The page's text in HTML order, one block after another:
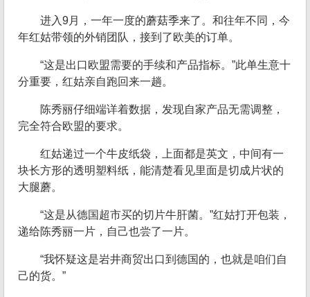
进入9月，一年一度的蘑菇季来了。和往年不同，今
年红姑带领的外销团队，接到了欧美的订单。
“这是出口欧盟需要的手续和产品指标。”此单生意十
分重要，红姑亲自跑回来一趟。
陈秀丽仔细端详着数据，发现自家产品无需调整，
完全符合欧盟的要求。
红姑递过一个牛皮纸袋，上面都是英文，中间有一
块长方形的透明塑料纸，能清楚看见里面是切成片状的
大腿蘑。
“这是从德国超市买的切片牛肝菌。”红姑打开包装，
递给陈秀丽一片，自己也尝了一片。
“我怀疑这是岩井商贸出口到德国的，也就是咱们自
己的货。”